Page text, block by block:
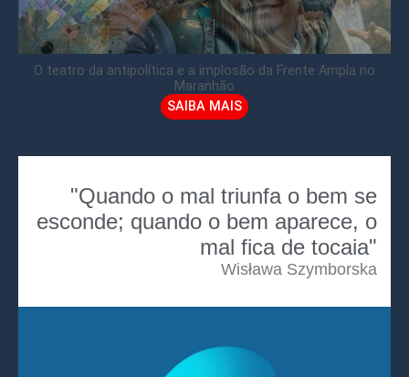
O teatro da antipolítica e a implosão da Frente Ampla no
Maranhão
SAIBA MAIS
"Quando o mal triunfa o bem se
esconde; quando o bem aparece, o
mal fica de tocaia"
Wisława Szymborska